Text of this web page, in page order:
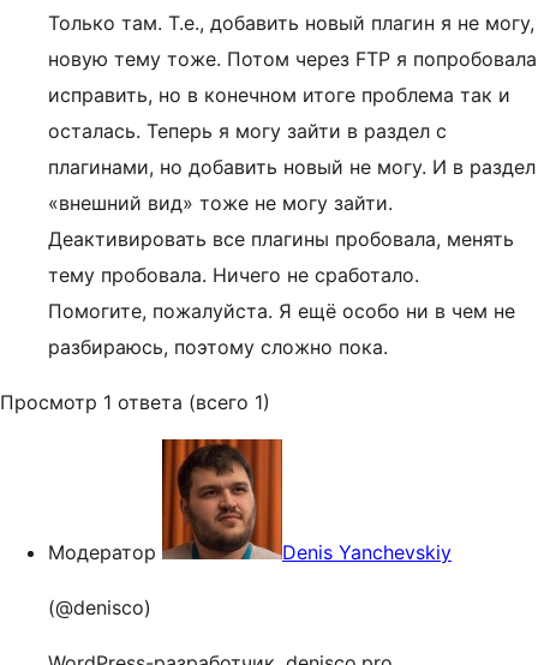
Только там. Т.е., добавить новый плагин я не могу,
новую тему тоже. Потом через FTP я попробовала
исправить, но в конечном итоге проблема так и
осталась. Теперь я могу зайти в раздел с
плагинами, но добавить новый не могу. И в раздел
«внешний вид» тоже не могу зайти.
Деактивировать все плагины пробовала, менять
тему пробовала. Ничего не сработало.
Помогите, пожалуйста. Я ещё особо ни в чем не
разбираюсь, поэтому сложно пока.
Просмотр 1 ответа (всего 1)
Модератор Denis Yanchevskiy
(@denisco)